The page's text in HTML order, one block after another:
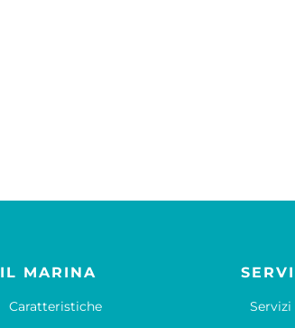
IL MARINA
Caratteristiche